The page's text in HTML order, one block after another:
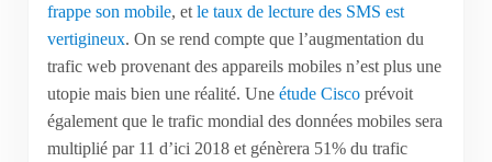
frappe son mobile, etle taux de lecture des SMS est
vertigineux. On se rend compte que l’augmentation du
trafic web provenant des appareils mobiles n’est plus une
utopie mais bien une réalité. Uneétude Ciscoprévoit
également que le trafic mondial des données mobiles sera
multiplié par 11 d’ici 2018 et génèrera 51% du trafic